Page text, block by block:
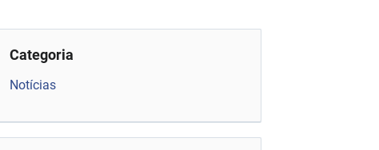
Categoria
Notícias